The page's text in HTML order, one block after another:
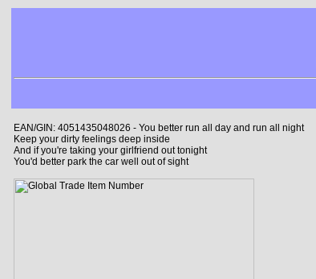
EAN/GIN: 4051435048026 - You better run all day and run all night
Keep your dirty feelings deep inside
And if you're taking your girlfriend out tonight
You'd better park the car well out of sight